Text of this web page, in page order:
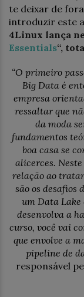
te deixar de
introduzir este
4Linux lança
Essentials“,
“O primeiro
Big Data é
empresa
ressaltar que
da moda
fundamentos
boa casa se
alicerces.
relação ao
são os desafios
um Data Lake
desenvolva a
curso, você vai
que envolve a
pipeline de
responsável